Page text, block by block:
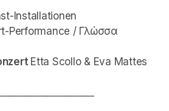
Installationen
Performance / Γλώσσα
Etta Scollo & Eva Mattes